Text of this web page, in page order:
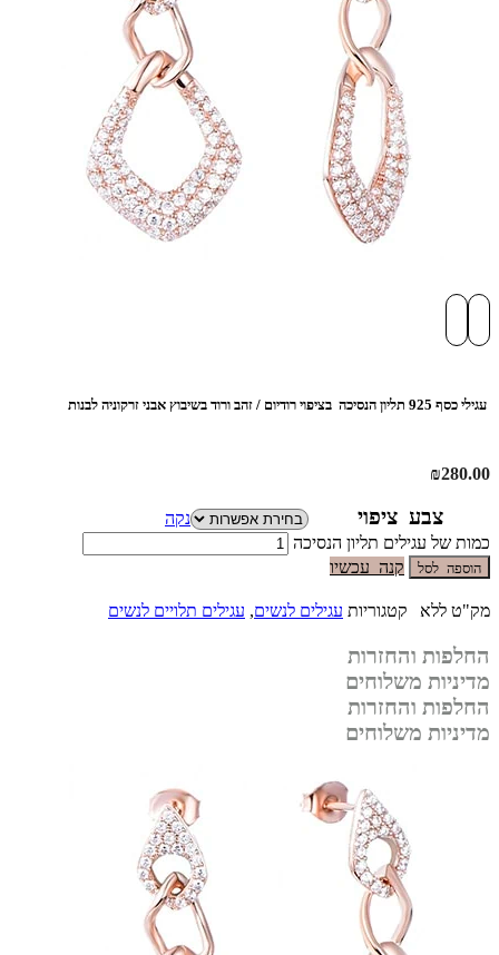
עגילי כסף 925 תליון הנסיכה בציפוי רודיום / זהב ורוד בשיבוץ אבני זרקוניה לבנות
₪280.00
צבע ציפוי
נקה
כמות של עגילים תליון הנסיכה
הוספה לסל קנה עכשיו
מק"ט ללא קטגוריות עגילים לנשים, עגילים תלויים לנשים
החלפות והחזרות
מדיניות משלוחים
החלפות והחזרות
מדיניות משלוחים